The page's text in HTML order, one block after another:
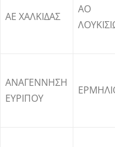
ΑΕ ΧΑΛΚΙΔAΣ
ΑΟ
ΑΝΑΓΕΝΝΗΣΗ
ΕΥΡΙΠΟΥ